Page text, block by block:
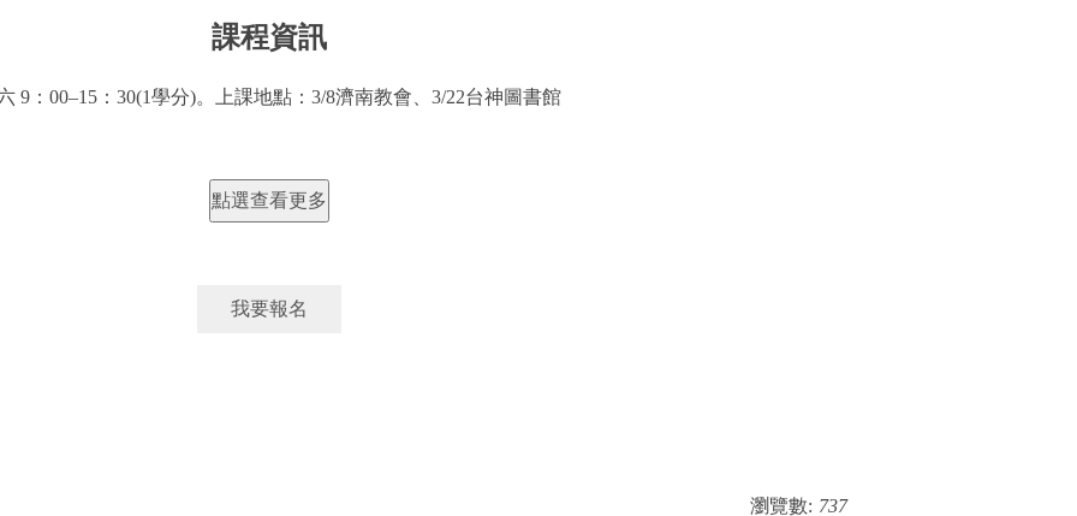
課程資訊
9：00–15：30(1學分)。上課地點：3/8濟南教會、3/22台神圖書館
瀏覽數: 737